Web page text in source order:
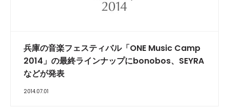
兵庫の音楽フェスティバル「ONE Music Camp
2014」の最終ラインナップにbonobos、SEYRA
などが発表
2014.07.01